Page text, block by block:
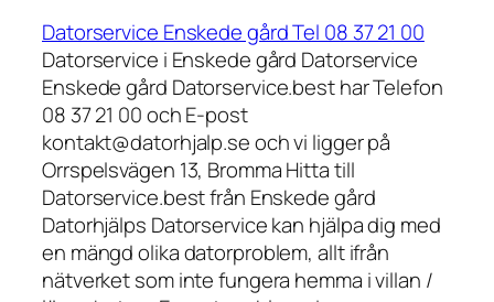
Datorservice Enskede gård Tel 08 37 21 00
Datorservice i Enskede gård Datorservice
Enskede gård Datorservice.best har Telefon
08 37 21 00 och E-post
kontakt@datorhjalp.se och vi ligger på
Orrspelsvägen 13, Bromma Hitta till
Datorservice.best från Enskede gård
Datorhjälps Datorservice kan hjälpa dig med
en mängd olika datorproblem, allt ifrån
nätverket som inte fungera hemma i villan /